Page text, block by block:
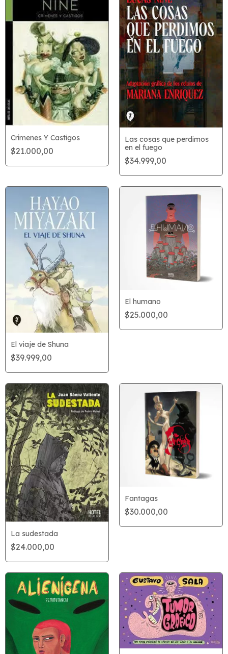
Crímenes Y Castigos
$21.000,00
Las cosas que perdimos
en el fuego
$34.999,00
El viaje de Shuna
$39.999,00
El humano
$25.000,00
La sudestada
$24.000,00
Fantagas
$30.000,00